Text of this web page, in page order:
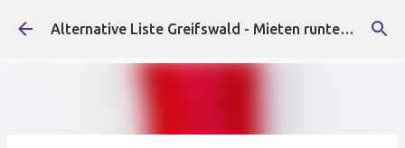
Direkt zum Hauptbereich Alternative Liste Greifswald - Mieten runter, Faschist*innen raus!